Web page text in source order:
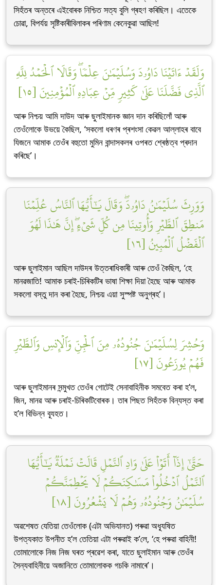
সিহঁতৰ অন্তৰে এইবোৰক নিশ্চিত সত্য বুলি গ্ৰহণ কৰিছিল। এতেকে
চোৱা, বিপৰ্যয় সৃষ্টিকাৰীবিলাকৰ পৰিণাম কেনেকুৱা আছিল!
وَلَقَدۡ ءَاتَيۡنَا دَاوُۥدَ وَسُلَيۡمَٰنَ عِلۡمٗاۖ وَقَالَا ٱلۡحَمۡدُ لِلَّهِ
ٱلَّذِي فَضَّلَنَا عَلَىٰ كَثِيرٖ مِّنۡ عِبَادِهِ ٱلۡمُؤۡمِنِينَ [١٥]
আৰু নিশ্চয় আমি দাউদ আৰু ছুলাইমানক জ্ঞান দান কৰিছিলোঁ আৰু
তেওঁলোকে উভয়ে কৈছিল, ‘সকলো ধৰণৰ প্ৰশংসা কেৱল আল্লাহৰ বাবে
যিজনে আমাক তেওঁৰ বহুতো মুমিন বান্দাসকলৰ ওপৰত শ্ৰেষ্ঠত্ব প্ৰদান
কৰিছে’।
وَوَرِثَ سُلَيۡمَٰنُ دَاوُۥدَۖ وَقَالَ يَٰٓأَيُّهَا ٱلنَّاسُ عُلِّمۡنَا
مَنطِقَ ٱلطَّيۡرِ وَأُوتِينَا مِن كُلِّ شَيۡءٍۖ إِنَّ هَٰذَا لَهُوَ
ٱلۡفَضۡلُ ٱلۡمُبِينُ [١٦]
আৰু ছুলাইমান আছিল দাউদৰ উত্তৰাধিকাৰী আৰু তেওঁ কৈছিল, ‘হে
মানৱজাতি! আমাক চৰাই-চিৰিকটিৰ ভাষা শিক্ষা দিয়া হৈছে আৰু আমাক
সকলো বস্তু দান কৰা হৈছে, নিশ্চয় এয়া সুস্পষ্ট অনুগ্ৰহ’।
وَحُشِرَ لِسُلَيۡمَٰنَ جُنُودُهُۥ مِنَ ٱلۡجِنِّ وَٱلۡإِنسِ وَٱلطَّيۡرِ
فَهُمۡ يُوزَعُونَ [١٧]
আৰু ছুলাইমানৰ সন্মুখত তেওঁৰ গোটেই সেনাবাহিনীক সমবেত কৰা হ’ল,
জিন, মানৱ আৰু চৰাই-চিৰিকটিবোৰক। তাৰ পিছত সিহঁতক বিন্যস্ত কৰা
হ’ল বিভিন্ন ব্যূহত।
حَتَّىٰٓ إِذَآ أَتَوۡاْ عَلَىٰ وَادِ ٱلنَّمۡلِ قَالَتۡ نَمۡلَةٞ يَٰٓأَيُّهَا
ٱلنَّمۡلُ ٱدۡخُلُواْ مَسَٰكِنَكُمۡ لَا يَحۡطِمَنَّكُمۡ
سُلَيۡمَٰنُ وَجُنُودُهُۥ وَهُمۡ لَا يَشۡعُرُونَ [١٨]
অৱশেষত যেতিয়া তেওঁলোক (এটা অভিযানত) পৰুৱা অধ্যূষিত
উপত্যকাত উপনীত হ’ল তেতিয়া এটা পৰুৱাই ক’লে, ‘হে পৰুৱা বাহিনী!
তোমালোকে নিজ নিজ ঘৰত প্ৰৱেশ কৰা, যাতে ছুলাইমান আৰু তেওঁৰ
সৈন্যবাহিনীয়ে অজানিতে তোমালোকক গচকি নামাৰে’।